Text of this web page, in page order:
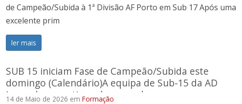
de Campeão/Subida à 1ª Divisão AF Porto em Sub 17 Após uma
excelente prim
ler mais
SUB 15 iniciam Fase de Campeão/Subida este
domingo (Calendário)A equipa de Sub-15 da AD
Lousada garantiu, pelo segundo a
14 de Maio de 2026 em Formação